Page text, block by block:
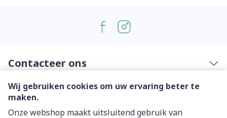
Wij gebruiken cookies om uw ervaring beter te
maken.
Onze webshop maakt uitsluitend gebruik van
Contacteer ons
Nuttige links